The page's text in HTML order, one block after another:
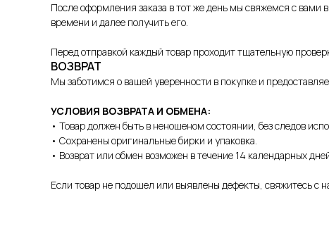
После оформления заказа в тот же день мы свяжемся с вами
времени и далее получить его.
Перед отправкой каждый товар проходит тщательную
ВОЗВРАТ
Мы заботимся о вашей уверенности в покупке и
УСЛОВИЯ ВОЗВРАТА И ОБМЕНА:
• Товар должен быть в неношеном состоянии, без следов
• Сохранены оригинальные бирки и упаковка.
• Возврат или обмен возможен в течение 14 календарных
Если товар не подошел или выявлены дефекты, свяжитесь